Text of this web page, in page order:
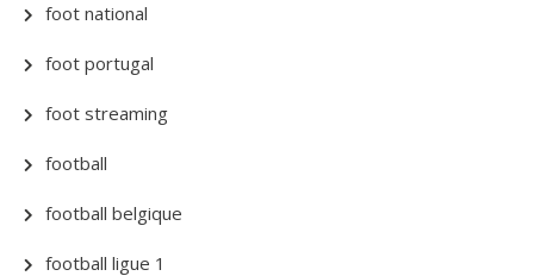
foot national
foot portugal
foot streaming
football
football belgique
football ligue 1